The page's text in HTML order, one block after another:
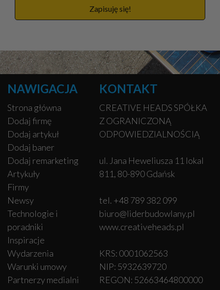
Zapisuję się!
NAWIGACJA
Strona główna
Dodaj firmę
Dodaj artykuł
Dodaj baner
Dodaj remarketing
Artykuły
Firmy
Newsy
Technologie i
poradniki
Inspiracje
Wydarzenia
Warunki umowy
Partnerzy medialni
KONTAKT
CREATIVE HEADS SPÓŁKA
Z OGRANICZONĄ
ODPOWIEDZIALNOŚCIĄ
ul. Jana Heweliusza 11 lokal
811, 80-890 Gdańsk
tel. +48 789 382 099
biuro@liderbudowlany.pl
www.creativeheads.pl
KRS: 0001062563
NIP: 5932639720
REGON: 52663464800000